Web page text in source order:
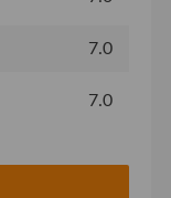
7.0
7.0